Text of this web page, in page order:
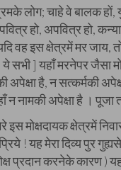
लोग; चाहे वे बालक हों,
हो, अपवित्र हो,
वह इस क्षेत्रमें मर
सभी ] यहाँ मरनेपर जैसा
अपेक्षा है, न सत्कर्मकी
न नामकी अपेक्षा है ।
इस मोक्षदायक क्षेत्रमें
! यह मेरा दिव्य पुर
प्रदान करनेके कारण )